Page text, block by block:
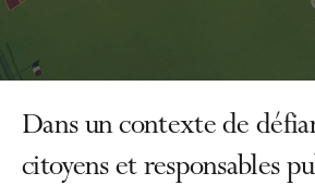
Dans un contexte de
citoyens et responsables